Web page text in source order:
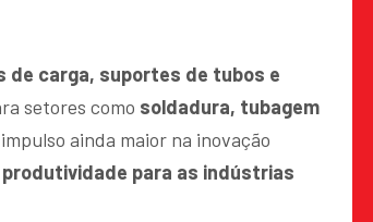
de carga, suportes de tubos e
setores como soldadura, tubagem
ainda maior na inovação
para as indústrias